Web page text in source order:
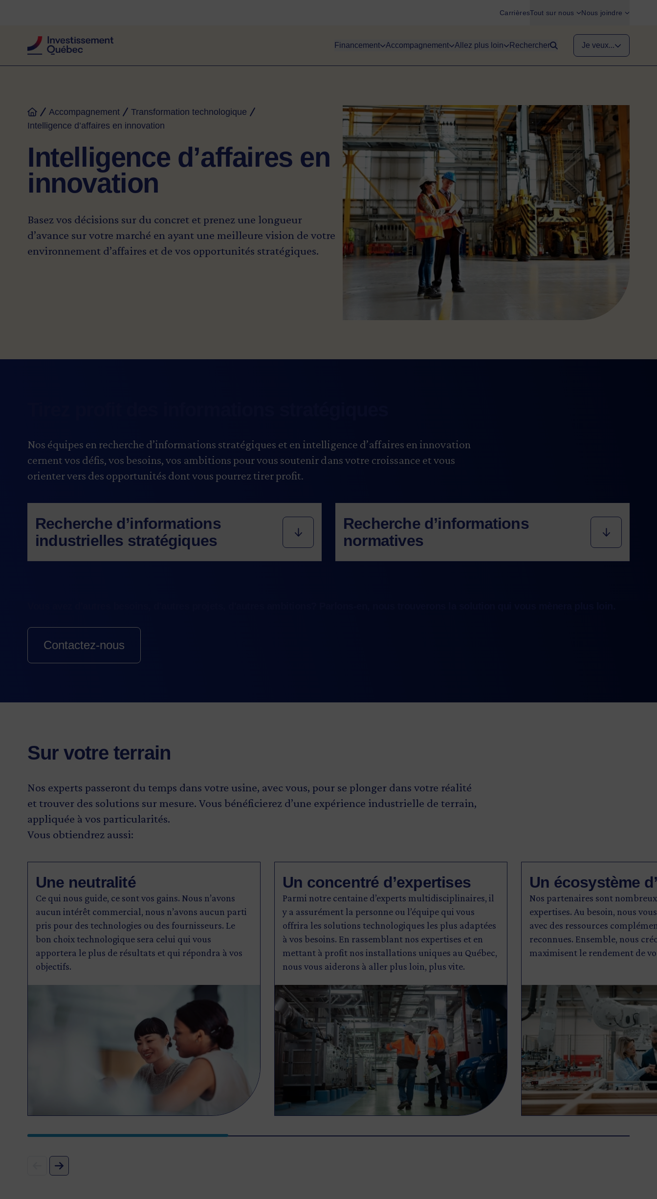
CarrièresTout sur nous Nous joindre
Financement Accompagnement Allez plus loin Rechercher Je veux...
Fil d'Ariane
Accueil
Accompagnement
Transformation technologique
Intelligence d’affaires en innovation
Intelligence d’affaires en
innovation
Basez vos décisions sur du concret et prenez une longueur
d’avance sur votre marché en ayant une meilleure vision de votre
environnement d’affaires et de vos opportunités stratégiques.
Image
Nos équipes en recherche d’informations stratégiques et en intelligence d’affaires en innovation
cernent vos défis, vos besoins, vos ambitions pour vous soutenir dans votre croissance et vous
orienter vers des opportunités dont vous pourrez tirer profit.
Recherche d’informations
industrielles stratégiques
matériaux ou de composantes critiques, nouveaux
créneaux d’affaires ou de marché, ou informations à valeur
ajoutée pour le développement de vos produits. De
Recherche d’informations
normatives
Contactez-nous
Sur votre terrain
Nos experts passeront du temps dans votre usine, avec vous, pour se plonger dans votre réalité
et trouver des solutions sur mesure. Vous bénéficierez d’une expérience industrielle de terrain,
appliquée à vos particularités.
Vous obtiendrez aussi:
Une neutralité
Ce qui nous guide, ce sont vos gains. Nous n’avons
aucun intérêt commercial, nous n’avons aucun parti
pris pour des technologies ou des fournisseurs. Le
bon choix technologique sera celui qui vous
apportera le plus de résultats et qui répondra à vos
objectifs.
Un concentré d’expertises
Parmi notre centaine d’experts multidisciplinaires, il
y a assurément la personne ou l’équipe qui vous
offrira les solutions technologiques les plus adaptées
à vos besoins. En rassemblant nos expertises et en
mettant à profit nos installations uniques au Québec,
nous vous aiderons à aller plus loin, plus vite.
Image
Un écosystème
Nos partenaires sont
expertises. Au besoin, nous
avec des ressources
reconnues. Ensemble, nous
maximisent le rendement de